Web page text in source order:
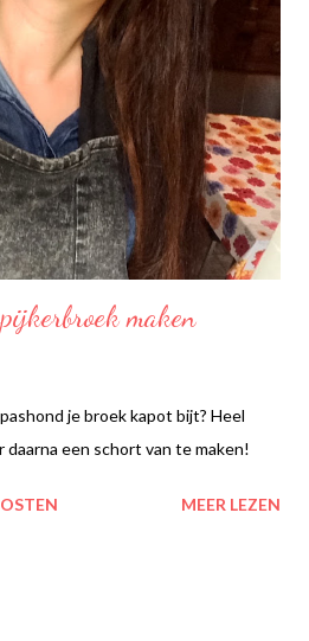
wat klussen in en om het huis
bovenop te zitten zoals met L.
maken
je broek kapot bijt? Heel
daarna een schort van te maken!
MEER LEZEN